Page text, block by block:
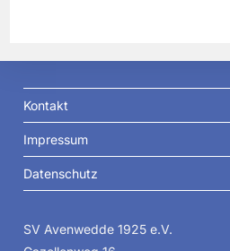
Kontakt
Impressum
Datenschutz
SV Avenwedde 1925 e.V.